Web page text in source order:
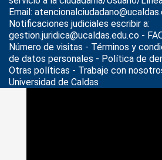
Email:
Notificaciones judiciales escribir a:
gestion.juridica@ucaldas.edu.co -
Número de visitas - Términos y
de datos personales - Política de
Otras políticas - Trabaje con
Universidad de Caldas